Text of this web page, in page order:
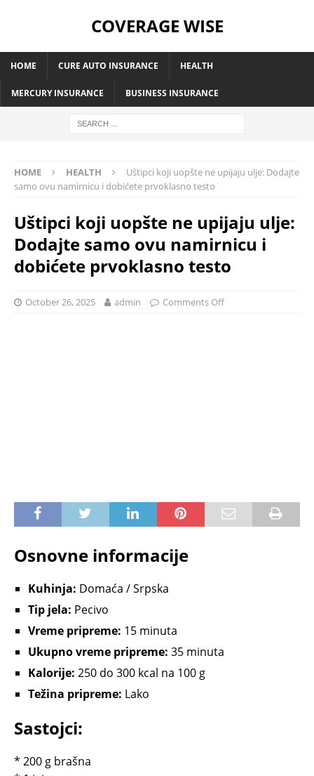
COVERAGE WISE
HOME CURE AUTO INSURANCE HEALTH
MERCURY INSURANCE BUSINESS INSURANCE
HOME HEALTH
Uštipci koji uopšte ne upijaju ulje: Dodajte
samo ovu namirnicu i dobićete prvoklasno testo
Uštipci koji uopšte ne upijaju ulje:
Dodajte samo ovu namirnicu i
dobićete prvoklasno testo
October 26, 2025 admin Comments Off
Osnovne informacije
Kuhinja: Domaća / Srpska
Tip jela: Pecivo
Vreme pripreme: 15 minuta
Ukupno vreme pripreme: 35 minuta
Kalorije: 250 do 300 kcal na 100 g
Težina pripreme: Lako
Sastojci:
* 200 g brašna